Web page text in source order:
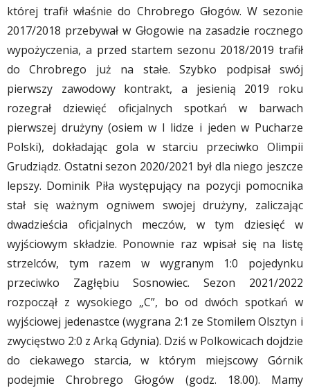
której trafił właśnie do Chrobrego Głogów. W sezonie
2017/2018 przebywał w Głogowie na zasadzie rocznego
wypożyczenia, a przed startem sezonu 2018/2019 trafił
do Chrobrego już na stałe. Szybko podpisał swój
pierwszy zawodowy kontrakt, a jesienią 2019 roku
rozegrał dziewięć oficjalnych spotkań w barwach
pierwszej drużyny (osiem w I lidze i jeden w Pucharze
Polski), dokładając gola w starciu przeciwko Olimpii
Grudziądz. Ostatni sezon 2020/2021 był dla niego jeszcze
lepszy. Dominik Piła występujący na pozycji pomocnika
stał się ważnym ogniwem swojej drużyny, zaliczając
dwadzieścia oficjalnych meczów, w tym dziesięć w
wyjściowym składzie. Ponownie raz wpisał się na listę
strzelców, tym razem w wygranym 1:0 pojedynku
przeciwko Zagłębiu Sosnowiec. Sezon 2021/2022
rozpoczął z wysokiego „C”, bo od dwóch spotkań w
wyjściowej jedenastce (wygrana 2:1 ze Stomilem Olsztyn i
zwycięstwo 2:0 z Arką Gdynia). Dziś w Polkowicach dojdzie
do ciekawego starcia, w którym miejscowy Górnik
podejmie Chrobrego Głogów (godz. 18.00). Mamy